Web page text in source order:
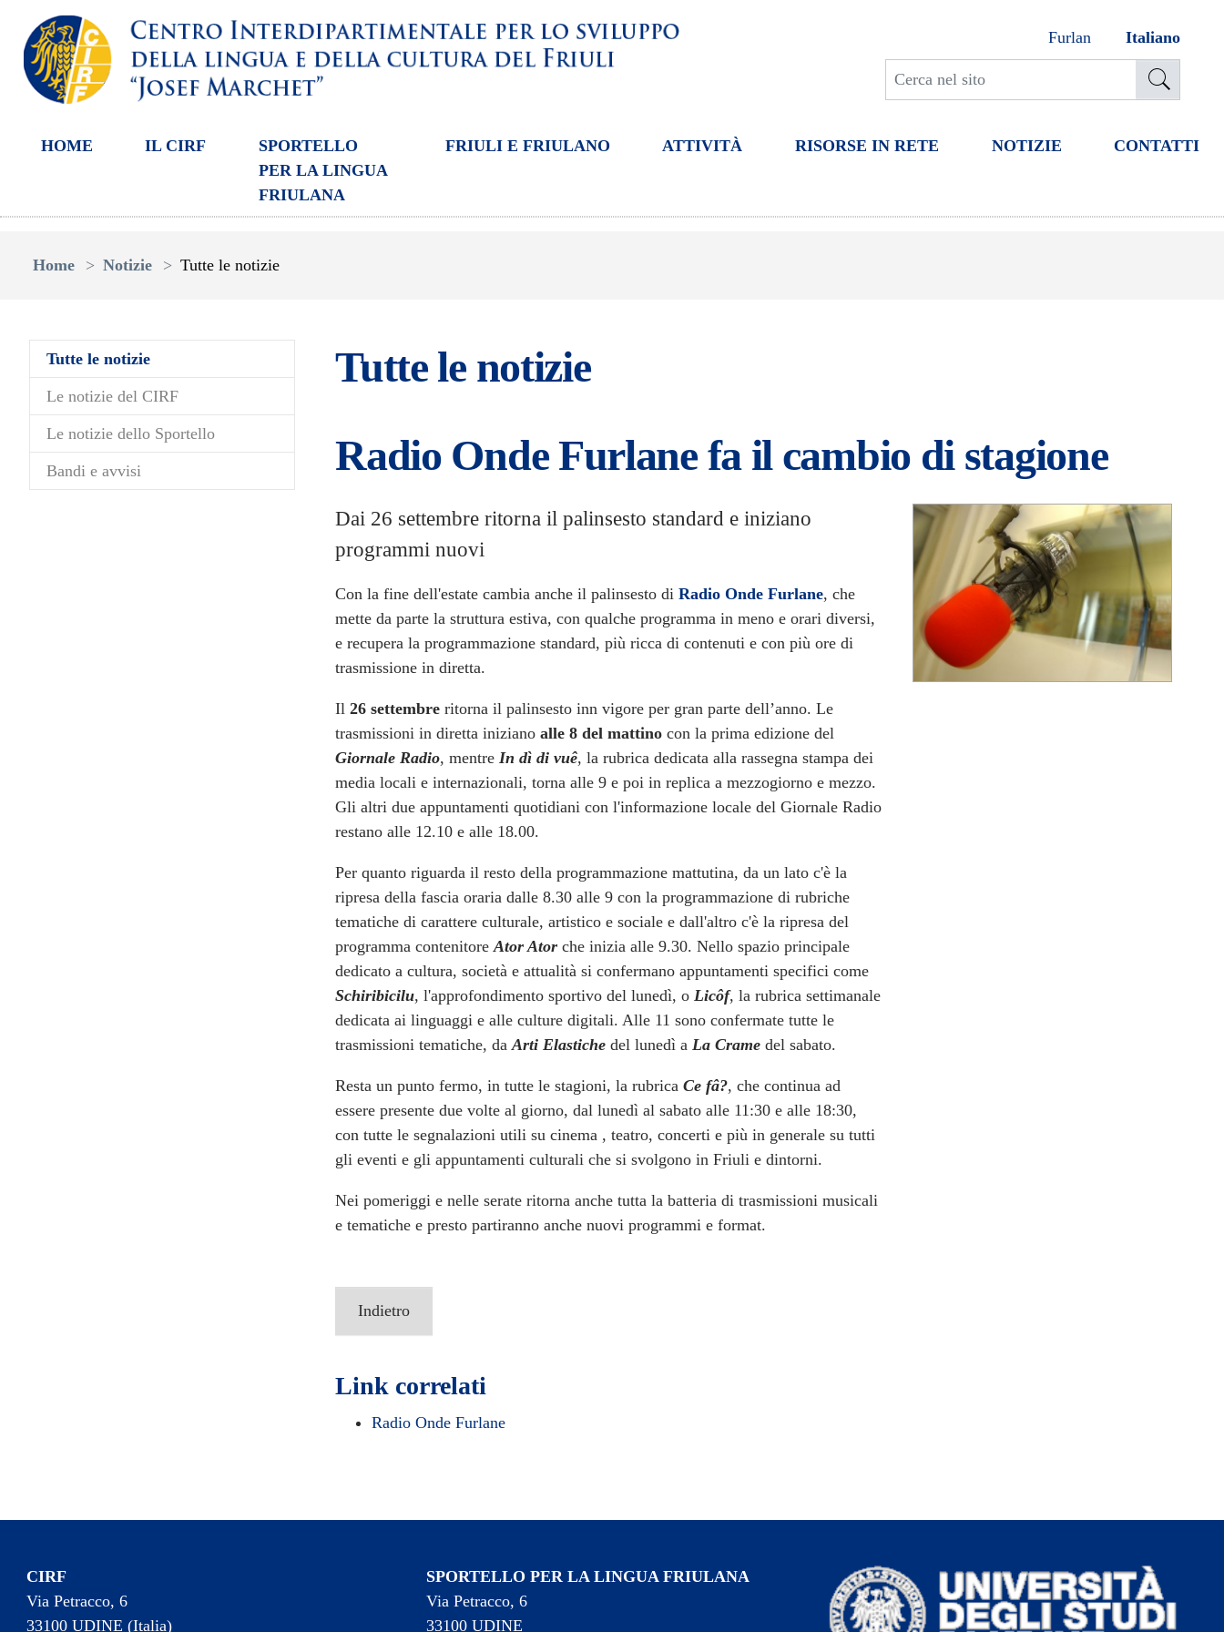
Furlan Italiano
HOME IL CIRF
SPORTELLO
PER LA LINGUA
FRIULANA
FRIULI E FRIULANO ATTIVITÀ RISORSE IN RETE NOTIZIE CONTATTI
Home
Notizie Tutte le notizie
Tutte le notizie(current)
Le notizie del CIRF
Le notizie dello Sportello
Bandi e avvisi
Tutte le notizie
Radio Onde Furlane fa il cambio di stagione
Dai 26 settembre ritorna il palinsesto standard e iniziano
programmi nuovi
Con la fine dell'estate cambia anche il palinsesto diRadio Onde Furlane, che
mette da parte la struttura estiva, con qualche programma in meno e orari diversi,
e recupera la programmazione standard, più ricca di contenuti e con più ore di
trasmissione in diretta.
Il26 settembre ritorna il palinsesto inn vigore per gran parte dell’anno. Le
trasmissioni in diretta inizianoalle 8 del mattino con la prima edizione del
Giornale Radio, mentre In dì di vuê, la rubrica dedicata alla rassegna stampa dei
media locali e internazionali, torna alle 9 e poi in replica a mezzogiorno e mezzo.
Gli altri due appuntamenti quotidiani con l'informazione locale del Giornale Radio
restano alle 12.10 e alle 18.00.
Per quanto riguarda il resto della programmazione mattutina, da un lato c'è la
ripresa della fascia oraria dalle 8.30 alle 9 con la programmazione di rubriche
tematiche di carattere culturale, artistico e sociale e dall'altro c'è la ripresa del
programma contenitoreAtor Ator che inizia alle 9.30. Nello spazio principale
dedicato a cultura, società e attualità si confermano appuntamenti specifici come
Schiribicilu, l'approfondimento sportivo del lunedì, o Licôf, la rubrica settimanale
dedicata ai linguaggi e alle culture digitali. Alle 11 sono confermate tutte le
trasmissioni tematiche, daArti Elastiche del lunedì a La Crame del sabato.
Resta un punto fermo, in tutte le stagioni, la rubricaCe fâ?, che continua ad
essere presente due volte al giorno, dal lunedì al sabato alle 11:30 e alle 18:30,
con tutte le segnalazioni utili su cinema , teatro, concerti e più in generale su tutti
gli eventi e gli appuntamenti culturali che si svolgono in Friuli e dintorni.
Nei pomeriggi e nelle serate ritorna anche tutta la batteria di trasmissioni musicali
e tematiche e presto partiranno anche nuovi programmi e format.
Indietro
Link correlati
Radio Onde Furlane
CIRF
Via Petracco, 6
33100 UDINE (Italia)
SPORTELLO PER LA LINGUA FRIULANA
Via Petracco, 6
33100 UDINE